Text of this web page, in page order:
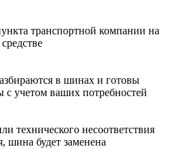
транспортной компании на
в шинах и готовы
с учетом ваших потребностей
технического несоответствия
шина будет заменена